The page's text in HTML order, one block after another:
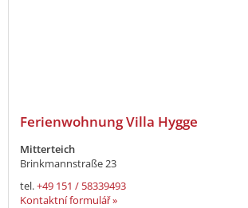
Ferienwohnung Villa Hygge
Mitterteich
Brinkmannstraße 23
tel.+49 151 / 58339493
Kontaktní formulář »